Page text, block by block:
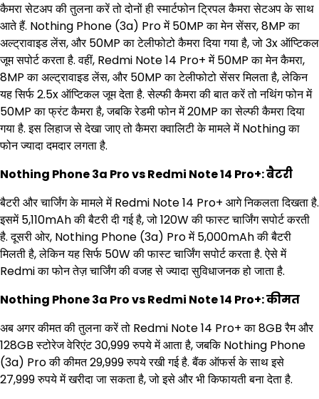
कैमरा सेटअप की तुलना करें तो दोनों ही स्मार्टफोन ट्रिपल कैमरा सेटअप के साथ
आते हैं. Nothing Phone (3a) Pro में 50MP का मेन सेंसर, 8MP का
अल्ट्रावाइड लेंस, और 50MP का टेलीफोटो कैमरा दिया गया है, जो 3x ऑप्टिकल
जूम सपोर्ट करता है. वहीं, Redmi Note 14 Pro+ में 50MP का मेन कैमरा,
8MP का अल्ट्रावाइड लेंस, और 50MP का टेलीफोटो सेंसर मिलता है, लेकिन
यह सिर्फ 2.5x ऑप्टिकल जूम देता है. सेल्फी कैमरा की बात करें तो नथिंग फोन में
50MP का फ्रंट कैमरा है, जबकि रेडमी फोन में 20MP का सेल्फी कैमरा दिया
गया है. इस लिहाज से देखा जाए तो कैमरा क्वालिटी के मामले में Nothing का
फोन ज्यादा दमदार लगता है.
Nothing Phone 3a Pro vs Redmi Note 14 Pro+: बैटरी
बैटरी और चार्जिंग के मामले में Redmi Note 14 Pro+ आगे निकलता दिखता है.
इसमें 5,110mAh की बैटरी दी गई है, जो 120W की फास्ट चार्जिंग सपोर्ट करती
है. दूसरी ओर, Nothing Phone (3a) Pro में 5,000mAh की बैटरी
मिलती है, लेकिन यह सिर्फ 50W की फास्ट चार्जिंग सपोर्ट करता है. ऐसे में
Redmi का फोन तेज़ चार्जिंग की वजह से ज्यादा सुविधाजनक हो जाता है.
Nothing Phone 3a Pro vs Redmi Note 14 Pro+: कीमत
अब अगर कीमत की तुलना करें तो Redmi Note 14 Pro+ का 8GB रैम और
128GB स्टोरेज वेरिएंट 30,999 रुपये में आता है, जबकि Nothing Phone
(3a) Pro की कीमत 29,999 रुपये रखी गई है. बैंक ऑफर्स के साथ इसे
27,999 रुपये में खरीदा जा सकता है, जो इसे और भी किफायती बना देता है.